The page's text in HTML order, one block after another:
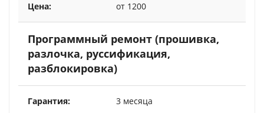
от 1200
Программный ремонт (прошивка,
разлочка, руссификация,
разблокировка)
3 месяца